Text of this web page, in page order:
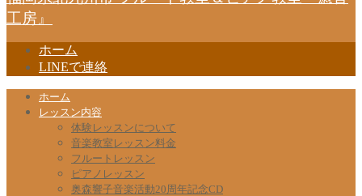
工房』
ホーム
LINEで連絡
ホーム
レッスン内容
体験レッスンについて
音楽教室レッスン料金
フルートレッスン
ピアノレッスン
奥森響子音楽活動20周年記念CD